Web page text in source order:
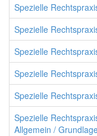
Spezielle
Spezielle
Spezielle
Spezielle
Spezielle
Spezielle
Allgemein /